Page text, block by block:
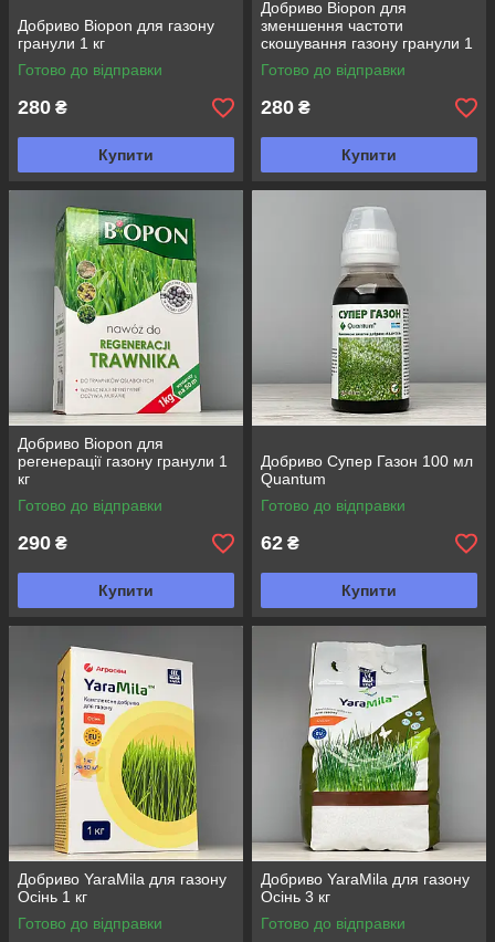
Добриво Biopon для газону
гранули 1 кг
Готово до відправки
280 ₴
Купити
Добриво Biopon для
зменшення частоти
скошування газону гранули 1
кг
Готово до відправки
280 ₴
Купити
Добриво Biopon для
регенерації газону гранули 1
кг
Готово до відправки
290 ₴
Купити
Добриво Супер Газон 100 мл
Quantum
Готово до відправки
62 ₴
Купити
Добриво YaraMila для газону
Осінь 1 кг
Готово до відправки
Добриво YaraMila для газону
Осінь 3 кг
Готово до відправки